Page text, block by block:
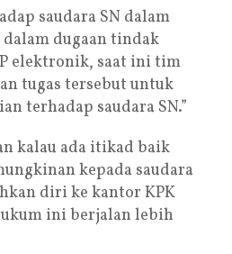
saudara SN dalam
dugaan tindak
elektronik, saat ini tim
tugas tersebut untuk
terhadap saudara SN.”
kalau ada itikad baik
kepada saudara
diri ke kantor KPK
ini berjalan lebih